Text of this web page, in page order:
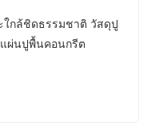
ใกล้ชิดธรรมชาติ วัสดุปู
ผ่นปูพื้นคอนกรีต